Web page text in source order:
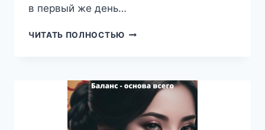
в первый же день…
ЧИТАТЬ ПОЛНОСТЬЮ ЛУННЫЙ
ТОНАХ,
АНГЕЛИКА
ГАРЭ